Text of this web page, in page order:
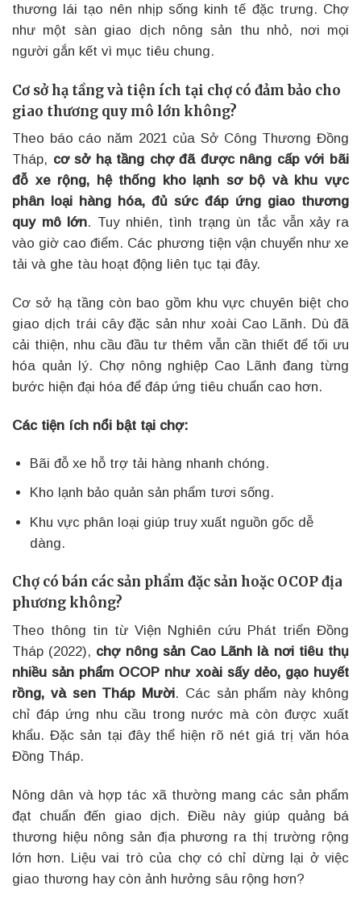
thương lái tạo nên nhịp sống kinh tế đặc trưng. Chợ
như một sàn giao dịch nông sản thu nhỏ, nơi mọi
người gắn kết vì mục tiêu chung.
Cơ sở hạ tầng và tiện ích tại chợ có đảm bảo cho
giao thương quy mô lớn không?
Theo báo cáo năm 2021 của Sở Công Thương Đồng
Tháp, cơ sở hạ tầng chợ đã được nâng cấp với bãi
đỗ xe rộng, hệ thống kho lạnh sơ bộ và khu vực
phân loại hàng hóa, đủ sức đáp ứng giao thương
quy mô lớn. Tuy nhiên, tình trạng ùn tắc vẫn xảy ra
vào giờ cao điểm. Các phương tiện vận chuyển như xe
tải và ghe tàu hoạt động liên tục tại đây.
Cơ sở hạ tầng còn bao gồm khu vực chuyên biệt cho
giao dịch trái cây đặc sản như xoài Cao Lãnh. Dù đã
cải thiện, nhu cầu đầu tư thêm vẫn cần thiết để tối ưu
hóa quản lý. Chợ nông nghiệp Cao Lãnh đang từng
bước hiện đại hóa để đáp ứng tiêu chuẩn cao hơn.
Các tiện ích nổi bật tại chợ:
Bãi đỗ xe hỗ trợ tải hàng nhanh chóng.
Kho lạnh bảo quản sản phẩm tươi sống.
Khu vực phân loại giúp truy xuất nguồn gốc dễ
dàng.
Chợ có bán các sản phẩm đặc sản hoặc OCOP địa
phương không?
Theo thông tin từ Viện Nghiên cứu Phát triển Đồng
Tháp (2022), chợ nông sản Cao Lãnh là nơi tiêu thụ
nhiều sản phẩm OCOP như xoài sấy dẻo, gạo huyết
rồng, và sen Tháp Mười. Các sản phẩm này không
chỉ đáp ứng nhu cầu trong nước mà còn được xuất
khẩu. Đặc sản tại đây thể hiện rõ nét giá trị văn hóa
Đồng Tháp.
Nông dân và hợp tác xã thường mang các sản phẩm
đạt chuẩn đến giao dịch. Điều này giúp quảng bá
thương hiệu nông sản địa phương ra thị trường rộng
lớn hơn. Liệu vai trò của chợ có chỉ dừng lại ở việc
giao thương hay còn ảnh hưởng sâu rộng hơn?